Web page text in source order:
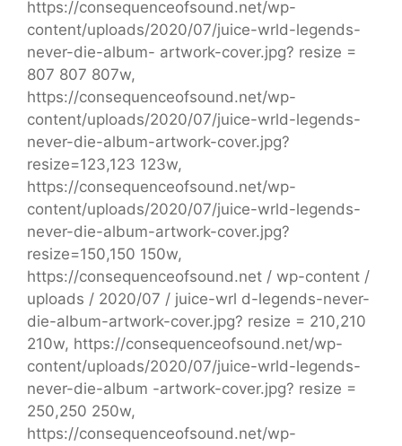
https://consequenceofsound.net/wp-
content/uploads/2020/07/juice-wrld-legends-
never-die-album- artwork-cover.jpg? resize =
807 807 807w,
https://consequenceofsound.net/wp-
content/uploads/2020/07/juice-wrld-legends-
never-die-album-artwork-cover.jpg?
resize=123,123 123w,
https://consequenceofsound.net/wp-
content/uploads/2020/07/juice-wrld-legends-
never-die-album-artwork-cover.jpg?
resize=150,150 150w,
https://consequenceofsound.net / wp-content /
uploads / 2020/07 / juice-wrl d-legends-never-
die-album-artwork-cover.jpg? resize = 210,210
210w, https://consequenceofsound.net/wp-
content/uploads/2020/07/juice-wrld-legends-
never-die-album -artwork-cover.jpg? resize =
250,250 250w,
https://consequenceofsound.net/wp-